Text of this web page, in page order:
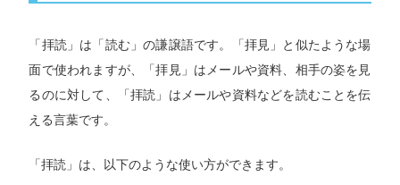
「拝読」は「読む」の謙譲語です。「拝見」と似たような場
面で使われますが、「拝見」はメールや資料、相手の姿を見
るのに対して、「拝読」はメールや資料などを読むことを伝
える言葉です。
「拝読」は、以下のような使い方ができます。